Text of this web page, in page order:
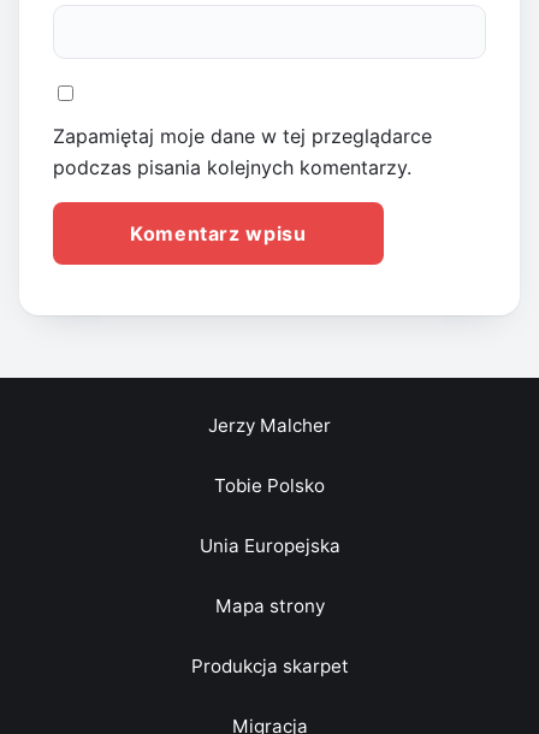
Zapamiętaj moje dane w tej przeglądarce
podczas pisania kolejnych komentarzy.
Jerzy Malcher
Tobie Polsko
Unia Europejska
Mapa strony
Produkcja skarpet
Migracja